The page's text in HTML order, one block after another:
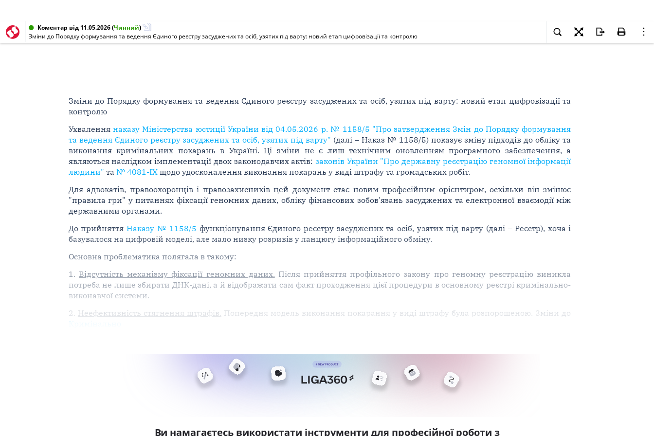
Коментар від 11.05.2026(Чинний)
Зміни до Порядку формування та ведення Єдиного реєстру засуджених та осіб, узятих під варту: новий етап цифровізації та контролю
Зміни до Порядку формування та ведення Єдиного реєстру засуджених та осіб, узятих під варту: новий етап цифровізації та
контролю
Ухваленнянаказу Міністерства юстиції України від 04.05.2026 р. № 1158/5 "Про затвердження Змін до Порядку формування
та ведення Єдиного реєстру засуджених та осіб, узятих під варту" (далі – Наказ № 1158/5) показує зміну підходів до обліку та
виконання кримінальних покарань в Україні. Ці зміни не є лиш технічним оновленням програмного забезпечення, а
являються наслідком імплементації двох законодавчих актів: законів України "Про державну реєстрацію геномної інформації
людини" та № 4081-IXщодо удосконалення виконання покарань у виді штрафу та громадських робіт.
Для адвокатів, правоохоронців і правозахисників цей документ стає новим професійним орієнтиром, оскільки він змінює
"правила гри" у питаннях фіксації геномних даних, обліку фінансових зобов'язань засуджених та електронної взаємодії між
державними органами.
До прийняттяНаказу № 1158/5 функціонування Єдиного реєстру засуджених та осіб, узятих під варту (далі – Реєстр), хоча і
базувалося на цифровій моделі, але мало низку розривів у ланцюгу інформаційного обміну.
Основна проблематика полягала в такому:
1. Відсутність механізму фіксації геномних даних. Після прийняття профільного закону про геномну реєстрацію виникла
потреба не лише збирати ДНК-дані, а й відображати сам факт проходження цієї процедури в основному реєстрі кримінально-
виконавчої системи.
2. Неефективність стягнення штрафів. Попередня модель виконання покарання у виді штрафу була розпорошеною. Зміни до
Ви намагаєтесь використати інструменти для професійної роботи з